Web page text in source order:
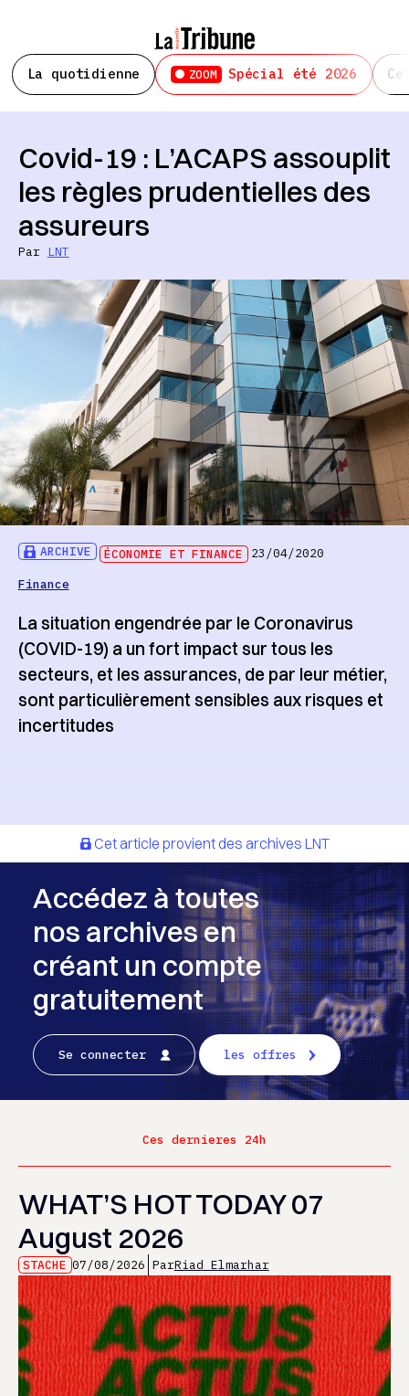
La quotidienne ZOOM Spécial été 2026
ARCHIVE ÉCONOMIE ET FINANCE
23/04/2020
Finance
Covid-19 : L’ACAPS assouplit
les règles prudentielles des
assureurs
Par LNT
La situation engendrée par le Coronavirus
(COVID-19) a un fort impact sur tous les
secteurs, et les assurances, de par leur métier,
sont particulièrement sensibles aux risques et
incertitudes
Cet article provient des archives LNT
Accédez à toutes
nos archives en
créant un compte
gratuitement
Se connecter les offres
Ces dernieres 24h
WHAT’S HOT TODAY 07
August 2026
STACHE 07/08/2026 ParRiad Elmarhar